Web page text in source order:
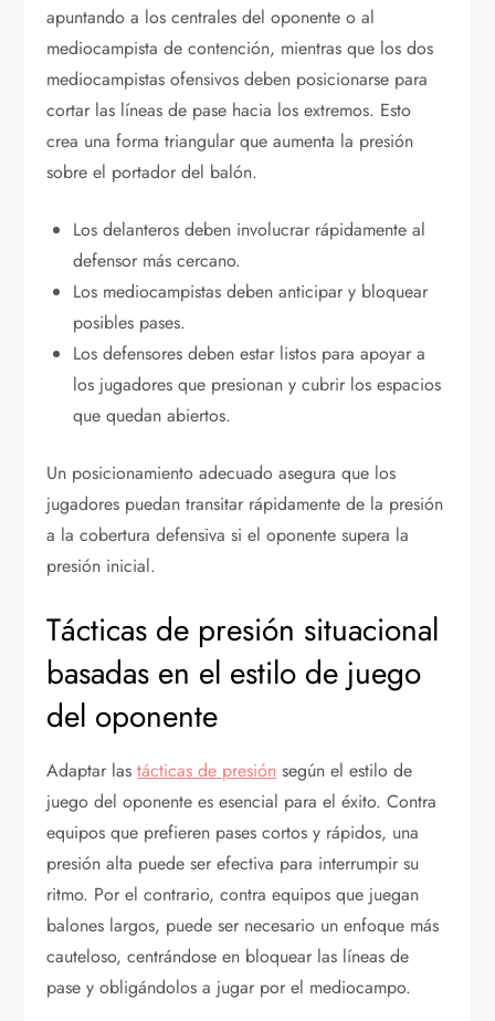
apuntando a los centrales del oponente o al
mediocampista de contención, mientras que los dos
mediocampistas ofensivos deben posicionarse para
cortar las líneas de pase hacia los extremos. Esto
crea una forma triangular que aumenta la presión
sobre el portador del balón.
Los delanteros deben involucrar rápidamente al
defensor más cercano.
Los mediocampistas deben anticipar y bloquear
posibles pases.
Los defensores deben estar listos para apoyar a
los jugadores que presionan y cubrir los espacios
que quedan abiertos.
Un posicionamiento adecuado asegura que los
jugadores puedan transitar rápidamente de la presión
a la cobertura defensiva si el oponente supera la
presión inicial.
Tácticas de presión situacional
basadas en el estilo de juego
del oponente
Adaptar lastácticas de presión según el estilo de
juego del oponente es esencial para el éxito. Contra
equipos que prefieren pases cortos y rápidos, una
presión alta puede ser efectiva para interrumpir su
ritmo. Por el contrario, contra equipos que juegan
balones largos, puede ser necesario un enfoque más
cauteloso, centrándose en bloquear las líneas de
pase y obligándolos a jugar por el mediocampo.